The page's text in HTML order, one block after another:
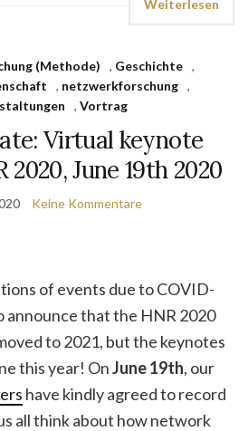
Weiterlesen
(Methode) , Geschichte ,
, netzwerkforschung
,
, Vortrag
Virtual keynote
June 19th 2020
Keine Kommentare
of events due to COVID-
announce that the HNR 2020
to 2021, but the keynotes
this year! OnJune 19th, our
have kindly agreed to record
all think about how network